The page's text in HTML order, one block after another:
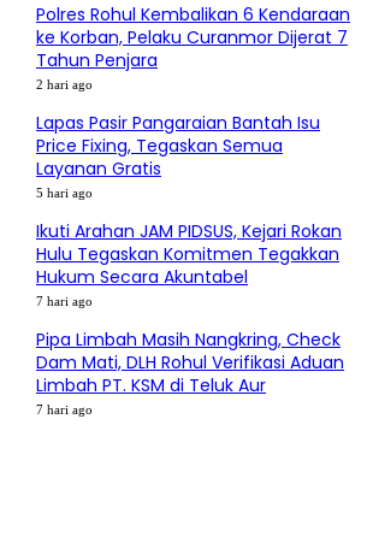
Polres Rohul Kembalikan 6 Kendaraan
ke Korban, Pelaku Curanmor Dijerat 7
Tahun Penjara
2 hari ago
Lapas Pasir Pangaraian Bantah Isu
Price Fixing, Tegaskan Semua
Layanan Gratis
5 hari ago
Ikuti Arahan JAM PIDSUS, Kejari Rokan
Hulu Tegaskan Komitmen Tegakkan
Hukum Secara Akuntabel
7 hari ago
Pipa Limbah Masih Nangkring, Check
Dam Mati, DLH Rohul Verifikasi Aduan
Limbah PT. KSM di Teluk Aur
7 hari ago